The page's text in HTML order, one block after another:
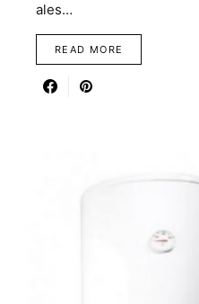
ales…
READ MORE